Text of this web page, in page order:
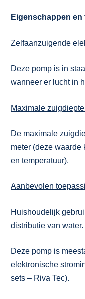
Eigenschappen
Zelfaanzuigende
Deze pomp is in
wanneer er lucht in
Maximale zuigdiepte:
De maximale
meter (deze waarde
en temperatuur).
Aanbevolen
Huishoudelijk
distributie van water.
Deze pomp is
elektronische
sets – Riva Tec).